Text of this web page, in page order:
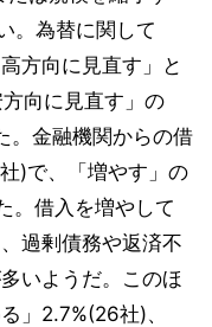
。為替に関して
方向に見直す」と
向に見直す」の
。金融機関からの借
)で、「増やす」の
。借入を増やして
過剰債務や返済不
いようだ。このほ
」2.7%(26社)、